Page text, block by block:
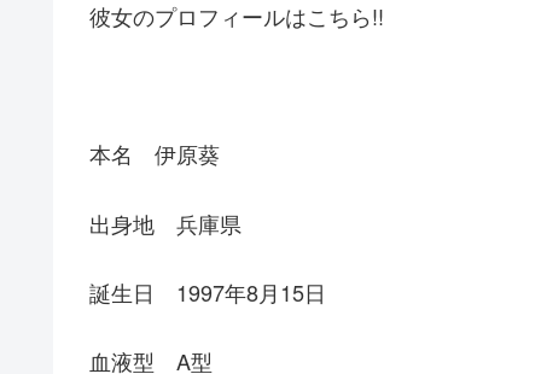
彼女のプロフィールはこちら!!
本名 伊原葵
出身地 兵庫県
誕生日 1997年8月15日
血液型 A型